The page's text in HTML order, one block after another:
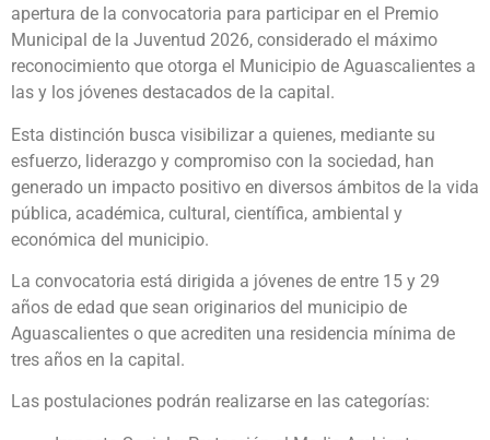
apertura de la convocatoria para participar en el Premio
Municipal de la Juventud 2026, considerado el máximo
reconocimiento que otorga el Municipio de Aguascalientes a
las y los jóvenes destacados de la capital.
Esta distinción busca visibilizar a quienes, mediante su
esfuerzo, liderazgo y compromiso con la sociedad, han
generado un impacto positivo en diversos ámbitos de la vida
pública, académica, cultural, científica, ambiental y
económica del municipio.
La convocatoria está dirigida a jóvenes de entre 15 y 29
años de edad que sean originarios del municipio de
Aguascalientes o que acrediten una residencia mínima de
tres años en la capital.
Las postulaciones podrán realizarse en las categorías: